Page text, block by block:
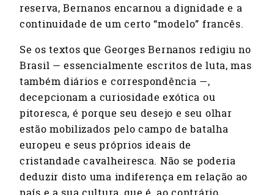
reserva, Bernanos encarnou a dignidade e a
continuidade de um certo “modelo” francês.
Se os textos que Georges Bernanos redigiu no
Brasil — essencialmente escritos de luta, mas
também diários e correspondência —,
decepcionam a curiosidade exótica ou
pitoresca, é porque seu desejo e seu olhar
estão mobilizados pelo campo de batalha
europeu e seus próprios ideais de
cristandade cavalheiresca. Não se poderia
deduzir disto uma indiferença em relação ao